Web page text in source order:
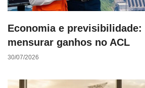
Economia e previsibilidade:
mensurar ganhos no ACL
30/07/2026